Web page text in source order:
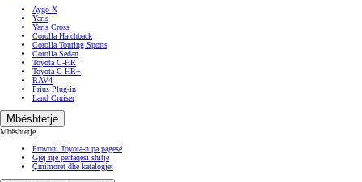
Provoni Toyota-n pa pagesë
Gjej një përfaqësi shitje
Çmimoret dhe katalogjet
Servisi dhe aksesorët
Servisi dhe aksesorët
Toyota garancia
Toyota Relax
Servisimi dhe mirëmbajtja
Servisimi dhe mirëmbajtja
E-termini për servis
Servisi i hibridit Toyota
Pjesë dhe Aksesorët